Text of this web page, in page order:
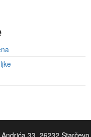
33, 26232 Starčevo